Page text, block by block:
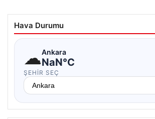
Hava Durumu
☁Ankara
NaN°C
ŞEHIR SEÇ